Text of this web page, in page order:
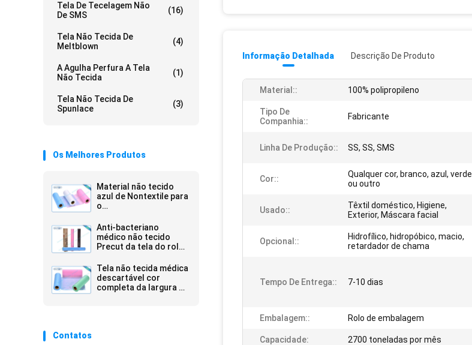
Tela De Tecelagem Não
De SMS
(16)
Tela Não Tecida De
Meltblown
(4)
A Agulha Perfura A Tela
Não Tecida
(1)
Tela Não Tecida De
Spunlace
(3)
Os Melhores Produtos
Material não tecido
azul de Nontextile para
o
médicos
Anti-bacteriano
médico não tecido
Precut da tela do rolo
caixa
Tela não tecida médica
descartável cor
completa da largura de
Contatos
Informação Detalhada Descrição De Produto
Material:: 100% polipropileno
Tipo De
Companhia::
Fabricante
Linha De Produção:: SS, SS, SMS
Cor::
Qualquer cor, branco, azul, verde
ou outro
Usado::
Têxtil doméstico, Higiene,
Exterior, Máscara facial
Opcional::
Hidrofílico, hidropóbico, macio,
retardador de chama
Tempo De Entrega:: 7-10 dias
Embalagem:: Rolo de embalagem
Capacidade: 2700 toneladas por mês